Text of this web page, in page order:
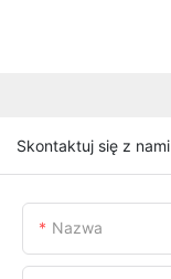
Skontaktuj się z nami
Nazwa